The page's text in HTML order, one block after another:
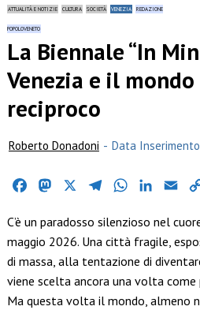
ATTUALITÀ E NOTIZIE CULTURA SOCIETÀ VENEZIA REDAZIONE
POPOLOVENETO
La Biennale “In
Venezia e il
reciproco
Roberto Donadoni - Data
FacebookMastodon TelegramWhatsAppLinkedIn
C’è un paradosso silenzioso nel
maggio 2026. Una città fragile,
di massa, alla tentazione di
viene scelta ancora una volta come
Ma questa volta il mondo, almeno